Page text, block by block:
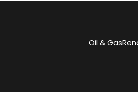
Oil & Gas